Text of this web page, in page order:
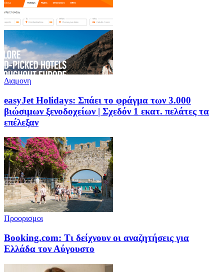
Διαμονη
easyJet Holidays: Σπάει το φράγμα των 3.000
βιώσιμων ξενοδοχείων | Σχεδόν 1 εκατ. πελάτες τα
επέλεξαν
Προορισμοι
Booking.com: Τι δείχνουν οι αναζητήσεις για
Ελλάδα τον Αύγουστο